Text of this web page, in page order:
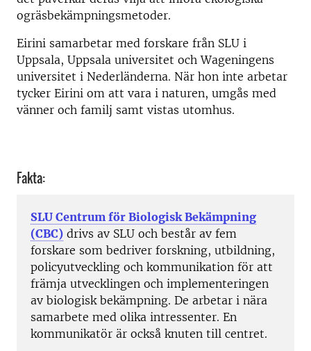
ogräsbekämpningsmetoder.
Eirini samarbetar med forskare från SLU i
Uppsala, Uppsala universitet och Wageningens
universitet i Nederländerna. När hon inte arbetar
tycker Eirini om att vara i naturen, umgås med
vänner och familj samt vistas utomhus.
Fakta:
SLU Centrum för Biologisk Bekämpning
(CBC) drivs av SLU och består av fem
forskare som bedriver forskning, utbildning,
policyutveckling och kommunikation för att
främja utvecklingen och implementeringen
av biologisk bekämpning. De arbetar i nära
samarbete med olika intressenter. En
kommunikatör är också knuten till centret.